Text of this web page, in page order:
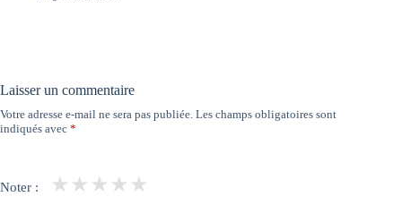
Laisser un commentaire
Votre adresse e-mail ne sera pas publiée. Les champs obligatoires sont
indiqués avec *
Noter : ★
★
★
★
★